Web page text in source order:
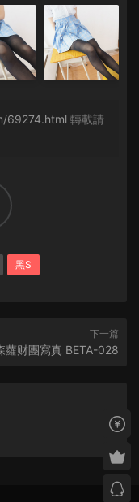
69274.html 轉載請
黑S
下一篇
蘿财團寫真 BETA-028